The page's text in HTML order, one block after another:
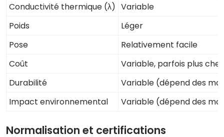
Conductivité thermique (λ) Variable
Poids
Léger
Pose
Relativement facile
Coût
Variable, parfois plus cher
Durabilité
Variable (dépend des
Impact environnemental
Variable (dépend des
Normalisation et certifications